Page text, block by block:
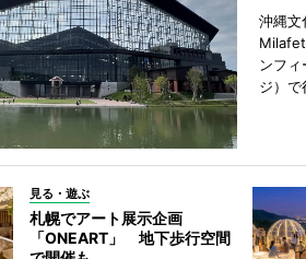
沖縄文
ンフィ
ジ）で
見る・遊ぶ
札幌でアート展示企画
「ONEART」 地下歩行空間